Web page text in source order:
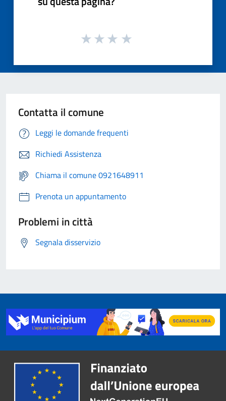
Contatta il comune
Leggi le domande frequenti
Richiedi Assistenza
Chiama il comune 0921648911
Prenota un appuntamento
Problemi in città
Segnala disservizio